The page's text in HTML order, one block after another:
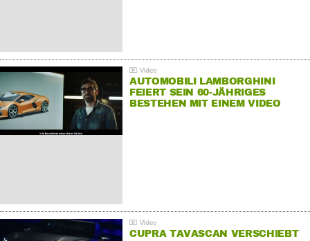
AUTOMOBILI LAMBORGHINI
FEIERT SEIN 60-JÄHRIGES
BESTEHEN MIT EINEM VIDEO
CUPRA TAVASCAN VERSCHIEBT